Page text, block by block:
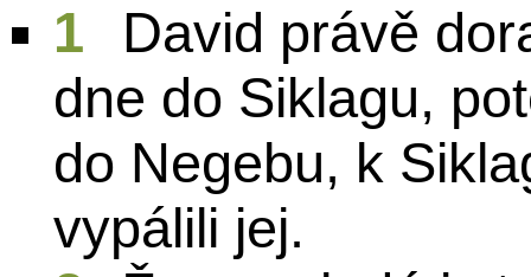
1
David právě
dne do Siklagu,
do Negebu, k
vypálili jej.